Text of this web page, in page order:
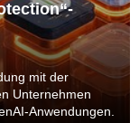
mit der
Unternehmen
Anwendungen.